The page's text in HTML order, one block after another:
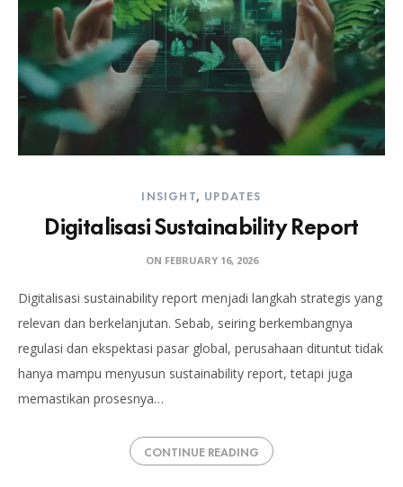
INSIGHT, UPDATES
Digitalisasi Sustainability Report
ON FEBRUARY 16, 2026
Digitalisasi sustainability report menjadi langkah strategis yang
relevan dan berkelanjutan. Sebab, seiring berkembangnya
regulasi dan ekspektasi pasar global, perusahaan dituntut tidak
hanya mampu menyusun sustainability report, tetapi juga
memastikan prosesnya…
CONTINUE READING